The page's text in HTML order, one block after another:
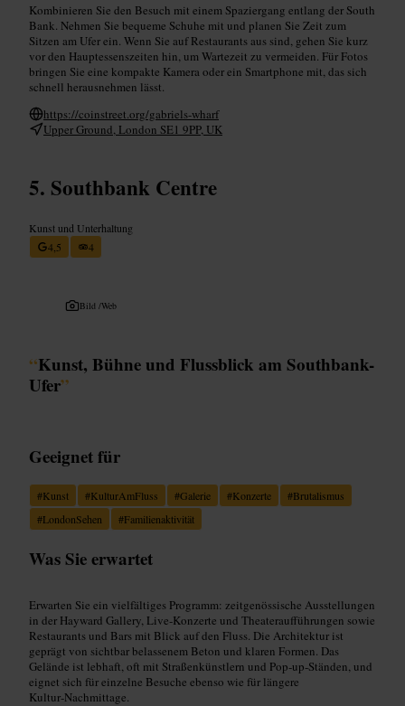
Kombinieren Sie den Besuch mit einem Spaziergang entlang der South
Bank. Nehmen Sie bequeme Schuhe mit und planen Sie Zeit zum
Sitzen am Ufer ein. Wenn Sie auf Restaurants aus sind, gehen Sie kurz
vor den Hauptessenszeiten hin, um Wartezeit zu vermeiden. Für Fotos
bringen Sie eine kompakte Kamera oder ein Smartphone mit, das sich
schnell herausnehmen lässt.
https://coinstreet.org/gabriels-wharf
Upper Ground, London SE1 9PP, UK
Southbank Centre
Kunst und Unterhaltung
4,5
4
Bild /Web
“Kunst, Bühne und Flussblick am Southbank-
Ufer”
Geeignet für
#Kunst #KulturAmFluss #Galerie #Konzerte #Brutalismus
#LondonSehen #Familienaktivität
Was Sie erwartet
Erwarten Sie ein vielfältiges Programm: zeitgenössische Ausstellungen
in der Hayward Gallery, Live‑Konzerte und Theateraufführungen sowie
Restaurants und Bars mit Blick auf den Fluss. Die Architektur ist
geprägt von sichtbar belassenem Beton und klaren Formen. Das
Gelände ist lebhaft, oft mit Straßenkünstlern und Pop‑up‑Ständen, und
eignet sich für einzelne Besuche ebenso wie für längere
Kultur‑Nachmittage.